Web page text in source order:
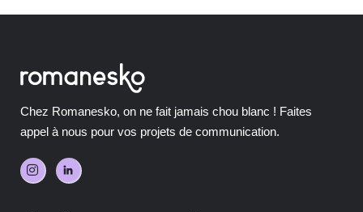
Chez Romanesko, on ne fait jamais chou blanc ! Faites
appel à nous pour vos projets de communication.